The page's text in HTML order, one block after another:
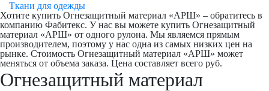
Ткани для одежды
Хотите купить Огнезащитный материал «АРШ» – обратитесь в
компанию Фабитекс. У нас вы можете купить Огнезащитный
материал «АРШ» от одного рулона. Мы являемся прямым
производителем, поэтому у нас одна из самых низких цен на
рынке. Стоимость Огнезащитный материал «АРШ» может
меняться от объема заказа. Цена составляет всего руб.
Огнезащитный материал